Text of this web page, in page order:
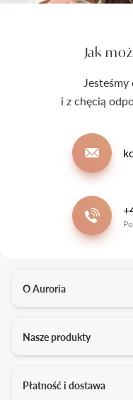
Jak
i z chęcią
O Auroria
Kontakt
Kariera
Nasze produkty
Obrączki ślubne
Płatność i dostawa